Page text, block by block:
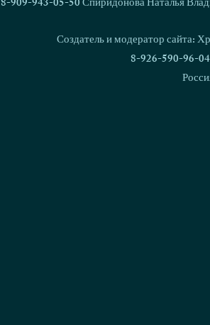
8-909-943-05-50 Спиридонова Наталья
Создатель и модератор сайта:
8-926-590-96-